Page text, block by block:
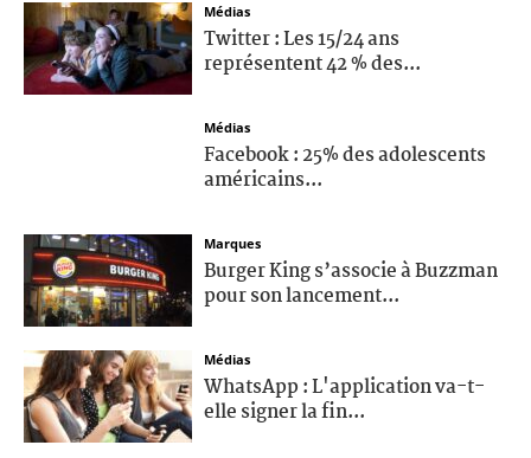
Médias
Twitter : Les 15/24 ans
représentent 42 % des...
Médias
Facebook : 25% des adolescents
américains...
Marques
Burger King s’associe à Buzzman
pour son lancement...
Médias
WhatsApp : L'application va-t-
elle signer la fin...